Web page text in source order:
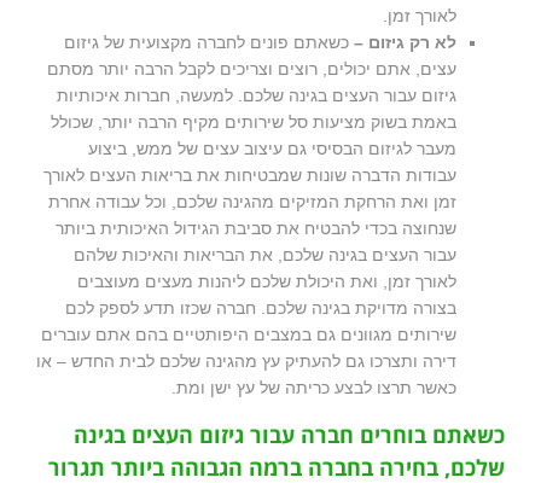
לאורך זמן.
לא רק גיזום – כשאתם פונים לחברה מקצועית של גיזום
עצים, אתם יכולים, רוצים וצריכים לקבל הרבה יותר מסתם
גיזום עבור העצים בגינה שלכם. למעשה, חברות איכותיות
באמת בשוק מציעות סל שירותים מקיף הרבה יותר, שכולל
מעבר לגיזום הבסיסי גם עיצוב עצים של ממש, ביצוע
עבודות הדברה שונות שמבטיחות את בריאות העצים לאורך
זמן ואת הרחקת המזיקים מהגינה שלכם, וכל עבודה אחרת
שנחוצה בכדי להבטיח את סביבת הגידול האיכותית ביותר
עבור העצים בגינה שלכם, את הבריאות והאיכות שלהם
לאורך זמן, ואת היכולת שלכם ליהנות מעצים מעוצבים
בצורה מדויקת בגינה שלכם. חברה שכזו תדע לספק לכם
שירותים מגוונים גם במצבים היפותטיים בהם אתם עוברים
דירה ותצרכו גם להעתיק עץ מהגינה שלכם לבית החדש – או
כאשר תרצו לבצע כריתה של עץ ישן ומת.
כשאתם בוחרים חברה עבור גיזום העצים בגינה
שלכם, בחירה בחברה ברמה הגבוהה ביותר תגרור